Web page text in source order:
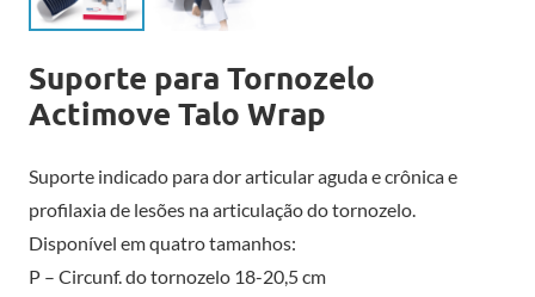
Suporte para Tornozelo
Actimove Talo Wrap
Suporte indicado para dor articular aguda e crônica e
profilaxia de lesões na articulação do tornozelo.
Disponível em quatro tamanhos:
P – Circunf. do tornozelo 18-20,5 cm